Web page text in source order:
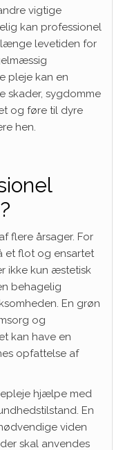
vigtige
kan professionel
levetiden for
pleje kan en
skader, sygdomme
og føre til dyre
hen.
flere årsager. For
et flot og ensartet
ikke kun æstetisk
behagelig
En grøn
og
kan have en
opfattelse af
hjælpe med
En
viden
skal anvendes